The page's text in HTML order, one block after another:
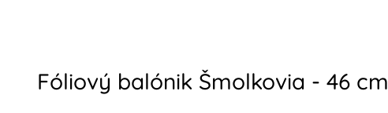
Fóliový balónik Šmolkovia - 46 cm